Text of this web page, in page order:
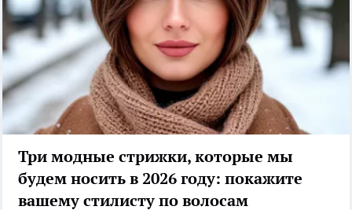
Три модные стрижки, которые мы
будем носить в 2026 году: покажите
вашему стилисту по волосам